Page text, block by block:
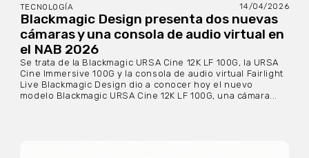
TECNOLOGÍA 14/04/2026
Blackmagic Design presenta dos nuevas
cámaras y una consola de audio virtual en
el NAB 2026
Se trata de la Blackmagic URSA Cine 12K LF 100G, la URSA
Cine Immersive 100G y la consola de audio virtual Fairlight
Live Blackmagic Design dio a conocer hoy el nuevo
modelo Blackmagic URSA Cine 12K LF 100G, una cámara...